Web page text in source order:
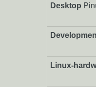
Desktop
Linux-